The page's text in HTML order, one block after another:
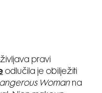
pravi
odlučila je obilježiti
Womanna